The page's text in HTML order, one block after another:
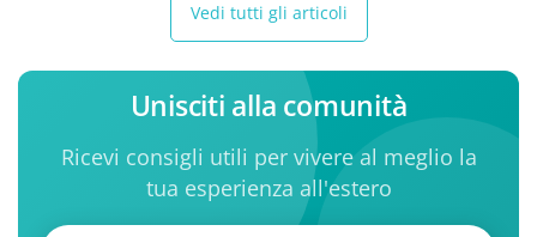
Vedi tutti gli articoli
Unisciti alla comunità
Ricevi consigli utili per vivere al meglio la
tua esperienza all'estero